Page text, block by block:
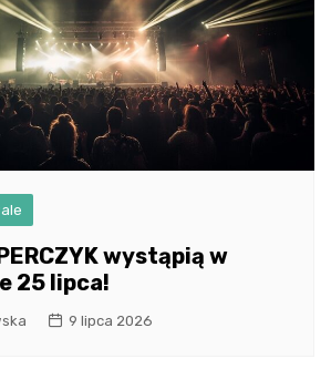
wystąpią w
25 lipca!
9 lipca 2026